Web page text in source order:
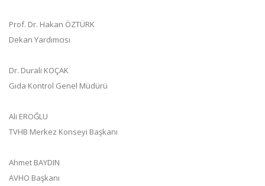
Prof. Dr. Hakan ÖZTÜRK
Dekan Yardımcısı
Dr. Durali KOÇAK
Gıda Kontrol Genel Müdürü
Ali EROĞLU
TVHB Merkez Konseyi Başkanı
Ahmet BAYDIN
AVHO Başkanı